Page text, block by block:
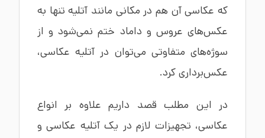
که عکاسی آن هم در مکانی مانند آتلیه تنها به
عکس‌های عروس و داماد ختم نمی‌شود و از
سوژه‌های متفاوتی می‌توان در آتلیه عکاسی،
عکس‌برداری کرد.
در این مطلب قصد داریم علاوه بر انواع
عکاسی، تجهیزات لازم در یک آتلیه عکاسی و